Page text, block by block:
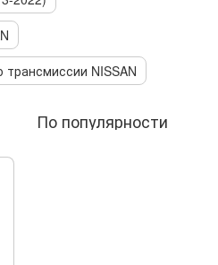
трансмиссии NISSAN
По популярности